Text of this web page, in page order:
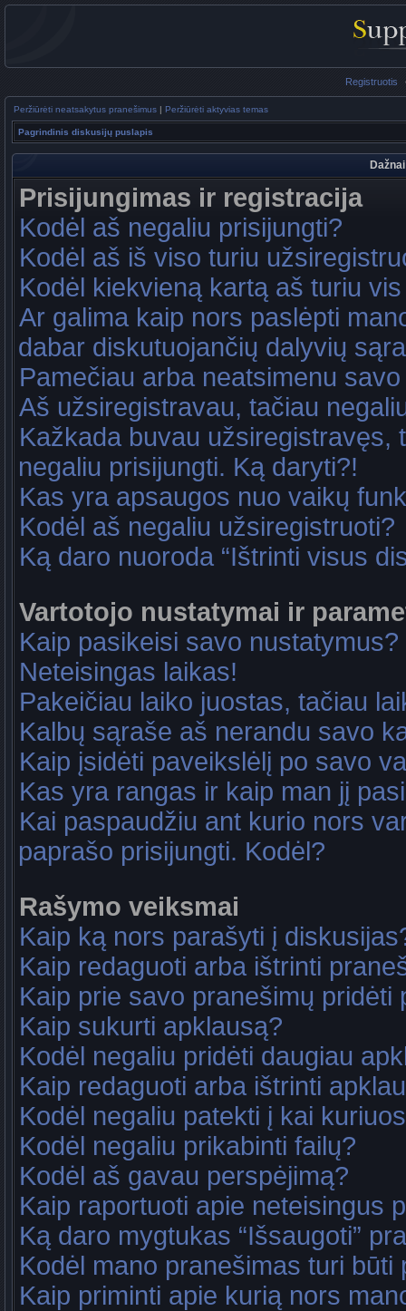
Registruotis
Peržiūrėti neatsakytus pranešimus | Peržiūrėti aktyvias temas
Pagrindinis diskusijų puslapis
Prisijungimas ir registracija
Kodėl aš negaliu prisijungti?
Kodėl aš iš viso turiu
Kodėl kiekvieną kartą aš turiu
Ar galima kaip nors paslėpti
dabar diskutuojančių dalyvių
Pamečiau arba neatsimenu
Aš užsiregistravau, tačiau
Kažkada buvau užsiregistravęs,
negaliu prisijungti. Ką daryti?!
Kas yra apsaugos nuo vaikų
Kodėl aš negaliu užsiregistruoti?
Ką daro nuoroda “Ištrinti visus
Vartotojo nustatymai ir
Kaip pasikeisi savo nustatymus?
Neteisingas laikas!
Pakeičiau laiko juostas, tačiau
Kalbų sąraše aš nerandu savo
Kaip įsidėti paveikslėlį po savo
Kas yra rangas ir kaip man jį
Kai paspaudžiu ant kurio nors
paprašo prisijungti. Kodėl?
Rašymo veiksmai
Kaip ką nors parašyti į
Kaip redaguoti arba ištrinti
Kaip prie savo pranešimų pridėti
Kaip sukurti apklausą?
Kodėl negaliu pridėti daugiau
Kaip redaguoti arba ištrinti
Kodėl negaliu patekti į kai
Kodėl negaliu prikabinti failų?
Kodėl aš gavau perspėjimą?
Kaip raportuoti apie neteisingus
Ką daro mygtukas “Išsaugoti”
Kodėl mano pranešimas turi būti
Kaip priminti apie kurią nors